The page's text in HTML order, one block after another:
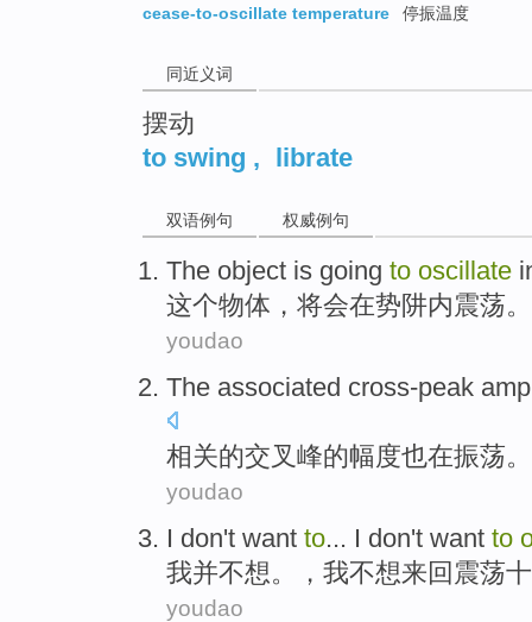
cease-to-oscillate temperature
停振温度
同近义词
摆动
to swing , librate
双语例句 权威例句
The object is going to oscillate
这个物体 ， 将会在势阱内震荡。
youdao
The associated cross-peak
相关的交叉峰的幅度也在振荡。
youdao
I don't want to... I don't want to
我并不想。，我不想来回 震荡十
youdao